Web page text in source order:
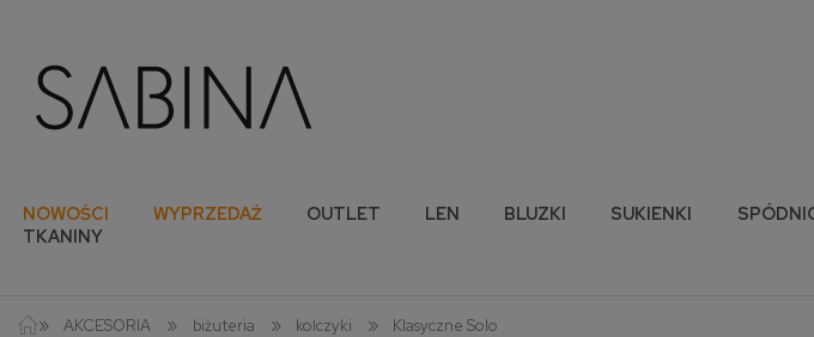
NOWOŚCI WYPRZEDAŻ OUTLET LEN BLUZKI SUKIENKI
TKANINY
» AKCESORIA » biżuteria » kolczyki » Klasyczne Solo